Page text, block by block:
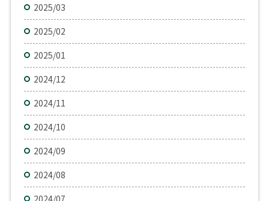
2025/03
2025/02
2025/01
2024/12
2024/11
2024/10
2024/09
2024/08
2024/07